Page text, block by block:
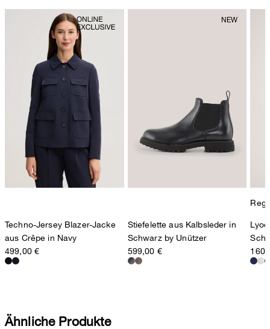
Techno-Jersey Blazer-Jacke
aus Crêpe in Navy
499,00 €
Stiefelette aus Kalbsleder in
Schwarz by Unützer
599,00 €
Ähnliche Produkte